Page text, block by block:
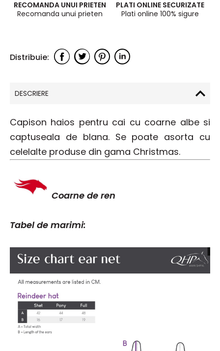
RECOMANDA UNUI PRIETEN
Recomanda unui prieten
PLATI ONLINE SECURIZATE
Plati online 100% sigure
DESCRIERE
Capison haios pentru cai cu coarne albe si
captuseala de blana. Se poate asorta cu
celelalte produse din gama Christmas.
Coarne de ren
Tabel de marimi: